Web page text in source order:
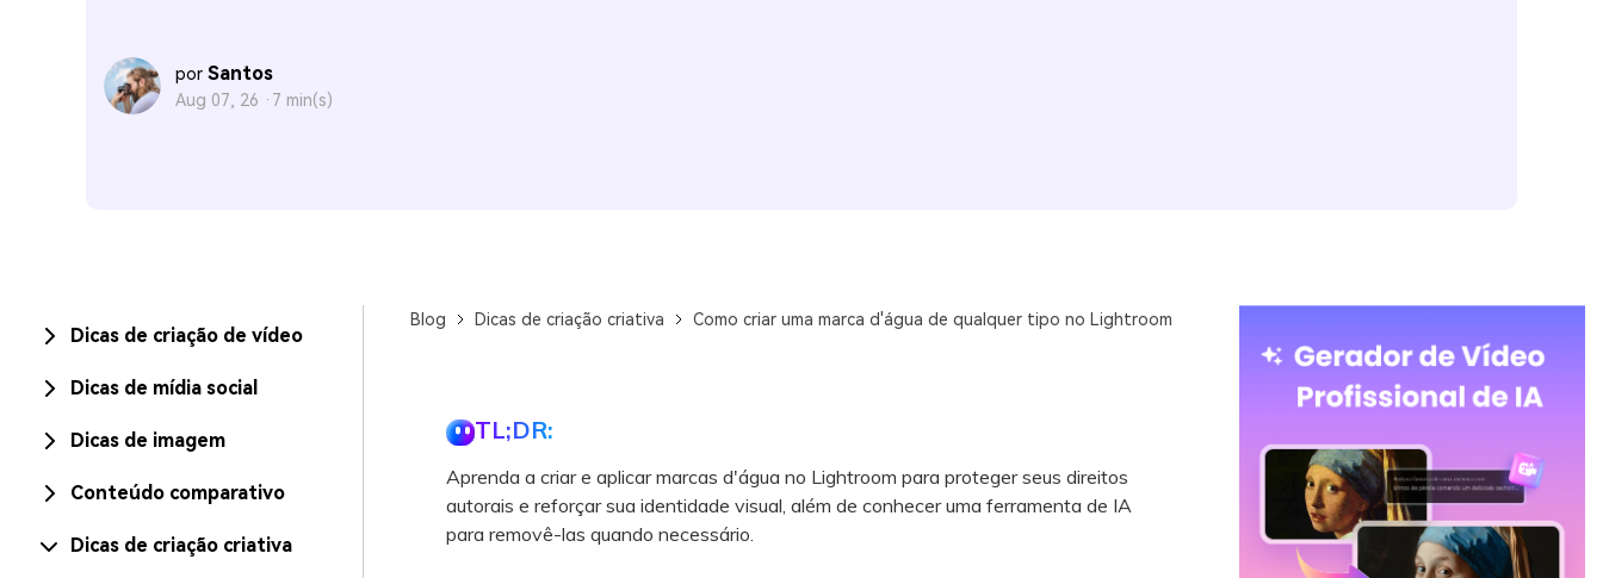
por Santos
Aug 07, 26 · 7 min(s)
Dicas de criação de vídeo
Dicas de mídia social
Dicas de imagem
Conteúdo comparativo
Dicas de criação criativa
Blog Dicas de criação criativa Como criar uma marca d'água de qualquer tipo no Lightroom
TL;DR:
Aprenda a criar e aplicar marcas d'água no Lightroom para proteger seus direitos
autorais e reforçar sua identidade visual, além de conhecer uma ferramenta de IA
para removê-las quando necessário.